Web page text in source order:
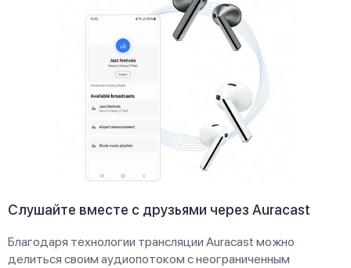
Слушайте вместе с друзьями через Auracast
Благодаря технологии трансляции Auracast можно
делиться своим аудиопотоком с неограниченным